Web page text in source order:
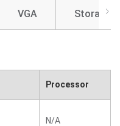
VGA Storage
Processor
N/A